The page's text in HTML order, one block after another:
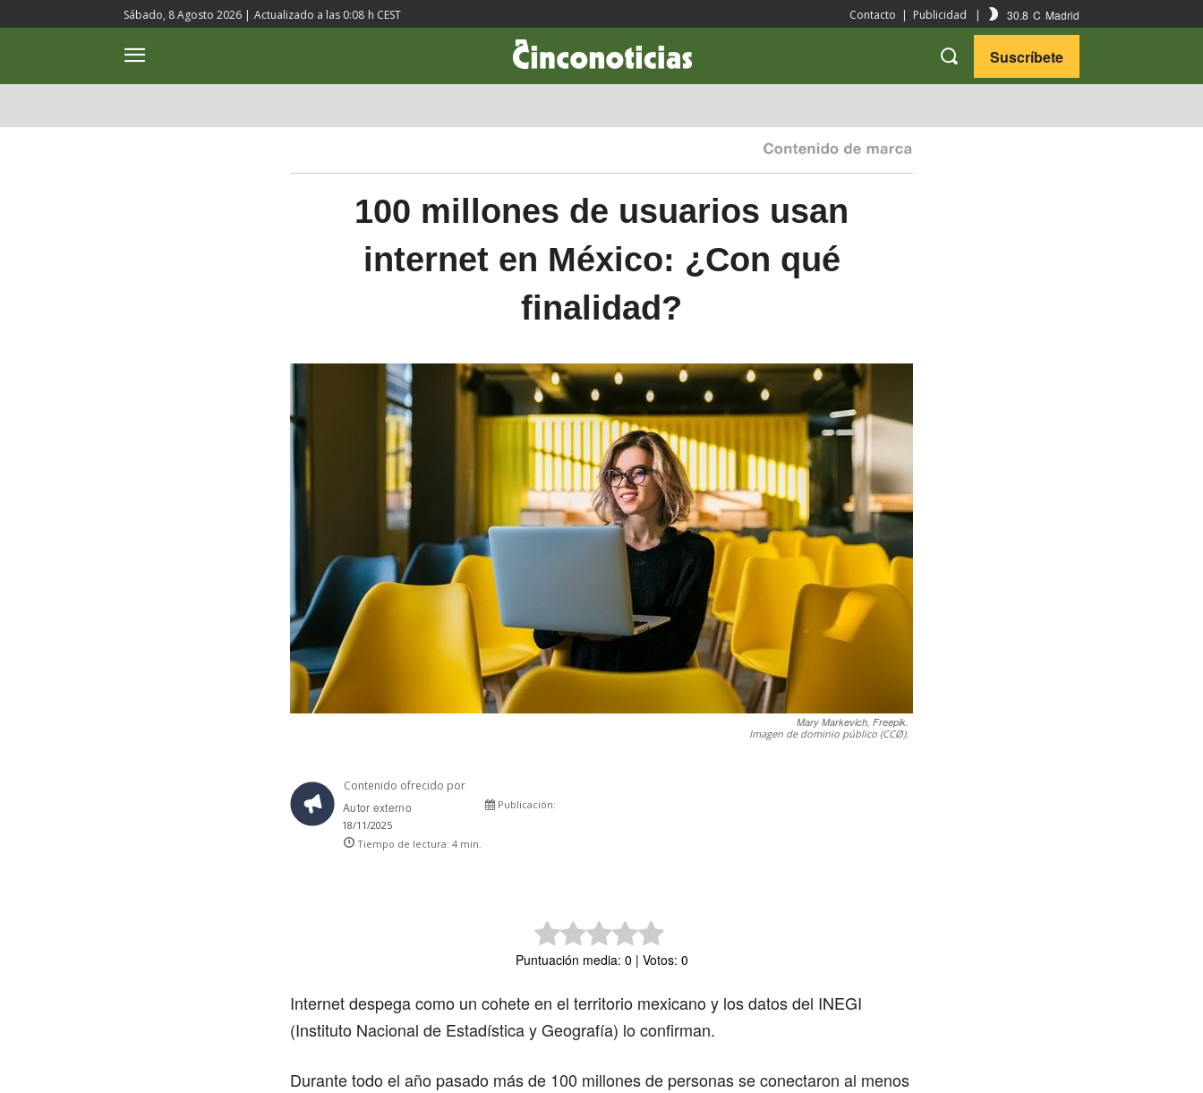
Sábado, 8 Agosto 2026 | Actualizado a las 0:08 h CEST Contacto | Publicidad | 30.8 C Madrid
Suscríbete
100 millones de usuarios usan
internet en México: ¿Con qué
finalidad?
Mary Markevich, Freepik.
Imagen de dominio público (CCØ).
Contenido ofrecido por
Autor externo
Publicación:
18/11/2025
Tiempo de lectura: 4 min.
Puntuación media: 0 | Votos: 0
Internet despega como un cohete en el territorio mexicano y los datos del INEGI
(Instituto Nacional de Estadística y Geografía) lo confirman.
Durante todo el año pasado más de 100 millones de personas se conectaron al menos